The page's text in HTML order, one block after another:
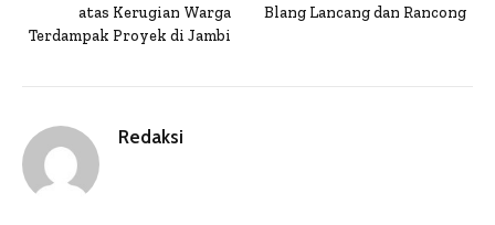
atas Kerugian Warga
Terdampak Proyek di Jambi
Blang Lancang dan Rancong
Redaksi